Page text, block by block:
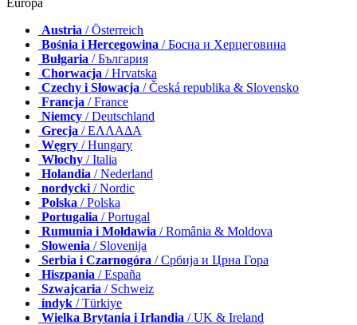
Europa
Austria / Österreich
Bośnia i Hercegowina / Босна и Херцеговина
Bułgaria / България
Chorwacja / Hrvatska
Czechy i Słowacja / Česká republika & Slovensko
Francja / France
Niemcy / Deutschland
Grecja / ΕΛΛΑΔΑ
Węgry / Hungary
Włochy / Italia
Holandia / Nederland
nordycki / Nordic
Polska / Polska
Portugalia / Portugal
Rumunia i Mołdawia / România & Moldova
Słowenia / Slovenija
Serbia i Czarnogóra / Србија и Црна Гора
Hiszpania / España
Szwajcaria / Schweiz
indyk / Türkiye
Wielka Brytania i Irlandia / UK & Ireland